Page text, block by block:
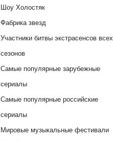
Шоу Холостяк
Фабрика звезд
Участники битвы экстрасенсов всех
сезонов
Самые популярные зарубежные
сериалы
Самые популярные российские
сериалы
Мировые музыкальные фестивали